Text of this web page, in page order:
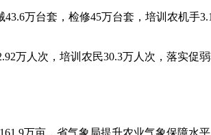
万台套，检修45万台套，培训农机手
人次，培训农民30.3万人次，落实促弱
万亩，省气象局提升农业气象保障水平